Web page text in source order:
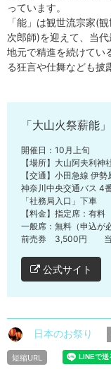
っています。
「能」は観世流宗家(
次郎師)を迎えて、当
地元で精進を続けてい
る狂言や仕舞なども披
「大山火祭薪能
開催日：10月上旬
【場所】大山阿夫利
【交通】小田急線 伊
神奈川中央交通バス 4
「社務局入口」下車
【料金】指定席：有料
一般席：無料（申込が
前売券 3,500円 当
公式サイト
日本のお祭り
短縮URL